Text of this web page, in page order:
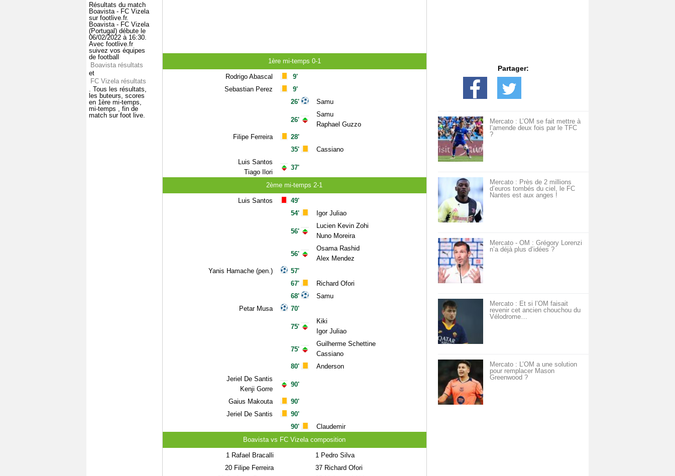
Résultats du match
Boavista - FC Vizela
sur footlive.fr.
Boavista - FC Vizela
(Portugal) débute le
06/02/2022 à 16:30.
Avec footlive.fr
suivez vos équipes
de football
Boavista résultats
et
FC Vizela résultats
. Tous les résultats,
les buteurs, scores
en 1ère mi-temps,
mi-temps , fin de
match sur foot live.
1ère mi-temps 0-1
Rodrigo Abascal
Sebastian Perez
Filipe Ferreira
Luis Santos
Tiago Ilori
9'
9'
26'
26'
28'
35'
37'
Samu
Samu
Raphael Guzzo
Cassiano
2ème mi-temps 2-1
Luis Santos
Yanis Hamache (pen.)
Petar Musa
Jeriel De Santis
Kenji Gorre
Gaius Makouta
Jeriel De Santis
49'
54'
56'
56'
57'
67'
68'
70'
75'
75'
80'
90'
90'
90'
90'
Igor Juliao
Lucien Kevin Zohi
Nuno Moreira
Osama Rashid
Alex Mendez
Richard Ofori
Samu
Kiki
Igor Juliao
Guilherme Schettine
Cassiano
Anderson
Claudemir
Boavista vs FC Vizela composition
1Rafael Bracalli
20Filipe Ferreira
1Pedro Silva
37Richard Ofori
Partager:
Mercato : L’OM se fait mettre à
l’amende deux fois par le TFC
?
Mercato : Près de 2 millions
d’euros tombés du ciel, le FC
Nantes est aux anges !
Mercato - OM : Grégory Lorenzi
n’a déjà plus d’idées ?
Mercato : Et si l’OM faisait
revenir cet ancien chouchou du
Vélodrome…
Mercato : L’OM a une solution
pour remplacer Mason
Greenwood ?